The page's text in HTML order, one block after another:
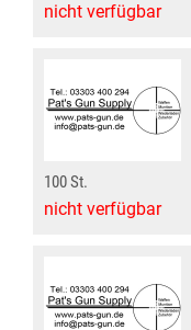
nicht verfügbar
100 St.
nicht verfügbar